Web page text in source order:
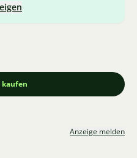
kaufen
Anzeige melden